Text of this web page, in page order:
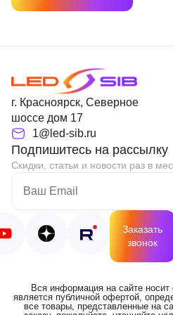
г. Красноярск, Северное
шоссе дом 17
1@led-sib.ru
Подпишитесь на рассылку
Скидки, статьи и новости раз в
Заказать
звонок
Вся информация на сайте носит
является публичной офертой,
все товары, представленные на